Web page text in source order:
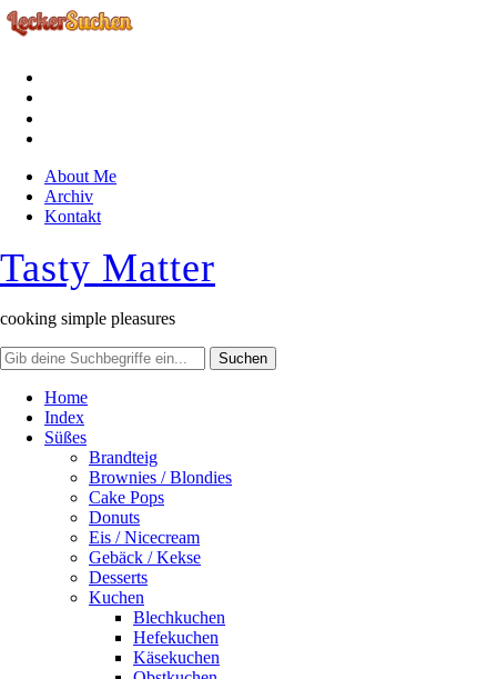
About Me
Archiv
Kontakt
Tasty Matter
cooking simple pleasures
Home
Index
Süßes
Brandteig
Brownies / Blondies
Cake Pops
Donuts
Eis / Nicecream
Gebäck / Kekse
Desserts
Kuchen
Blechkuchen
Hefekuchen
Käsekuchen